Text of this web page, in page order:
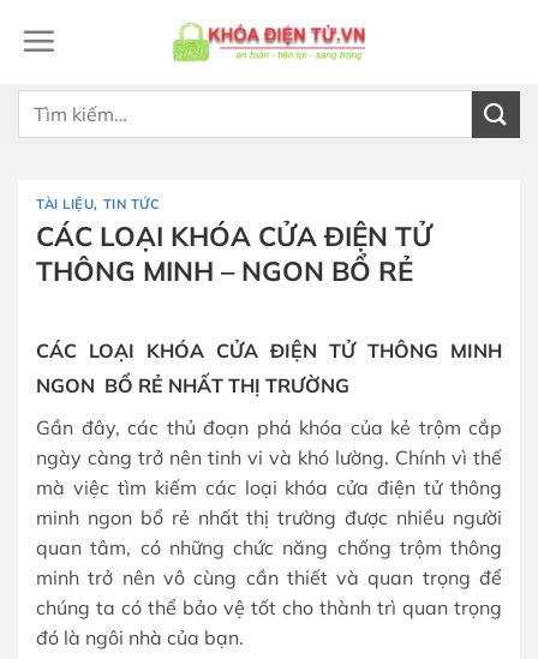
qua
dung
Tìm
TÀI LIỆU, TIN TỨC
CÁC LOẠI KHÓA CỬA ĐIỆN TỬ
THÔNG MINH – NGON BỔ RẺ
CÁC LOẠI KHÓA CỬA ĐIỆN TỬ THÔNG MINH
NGON BỔ RẺ NHẤT THỊ TRƯỜNG
Gần đây, các thủ đoạn phá khóa của kẻ trộm cắp
ngày càng trở nên tinh vi và khó lường. Chính vì thế
mà việc tìm kiếm các loại khóa cửa điện tử thông
minh ngon bổ rẻ nhất thị trường được nhiều người
quan tâm, có những chức năng chống trộm thông
minh trở nên vô cùng cần thiết và quan trọng để
chúng ta có thể bảo vệ tốt cho thành trì quan trọng
đó là ngôi nhà của bạn.